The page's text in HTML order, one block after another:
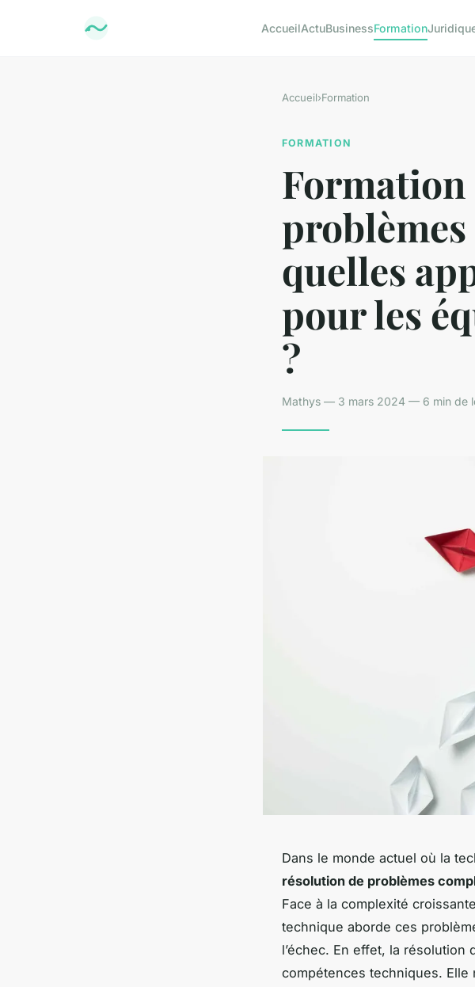
AccueilActuBusinessFormation
Accueil›Formation
FORMATION
Formation
quelles
pour les
?
Mathys — 3 mars 2024 — 6 min de
Dans le monde actuel où la
résolution de problèmes
Face à la complexité
technique aborde ces
l’échec. En effet, la
compétences techniques.